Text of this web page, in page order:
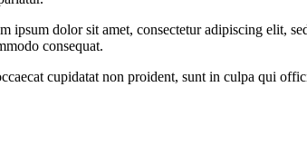
dolor sit amet, consectetur adipiscing elit,
consequat.
cupidatat non proident, sunt in culpa qui